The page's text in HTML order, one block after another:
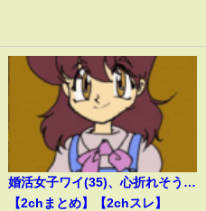
婚活女子ワイ(35)、心折れそう…
【2chまとめ】【2chスレ】